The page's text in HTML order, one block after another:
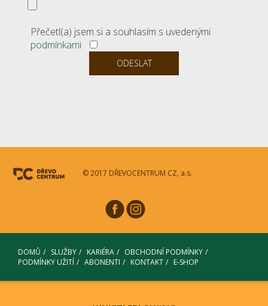
Přečetl(a) jsem si a souhlasím s uvedenými
podmínkami
© 2017 DŘEVOCENTRUM CZ, a.s.
DOMŮ SLUŽBY KARIÉRA
OBCHODNÍ PODMÍNKY
PODMÍNKY UŽITÍ
ABONENTI KONTAKT E-SHOP